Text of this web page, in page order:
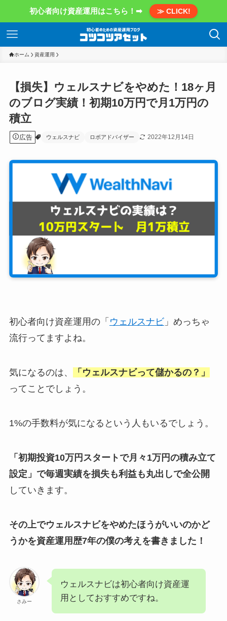
初心者向け資産運用はこちら！➡ ≫ CLICK!
ホーム 資産運用
【損失】ウェルスナビをやめた！18ヶ月
のブログ実績！初期10万円で月1万円の
積立
広告 ウェルスナビ ロボアドバイザー 2022年12月14日
初心者向け資産運用の「 ウェルスナビ」めっちゃ
流行ってますよね。
気になるのは、
「ウェルスナビって儲かるの？」
ってことでしょう。
1%の手数料が気になるという人もいるでしょう。
「初期投資10万円スタートで月々1万円の積み立て
設定」で毎週実績を損失も利益も丸出しで全公開
していきます。
その上でウェルスナビをやめたほうがいいのかど
うかを資産運用歴7年の僕の考えを書きました！
さみー
ウェルスナビは初心者向け資産運
用としておすすめですね。